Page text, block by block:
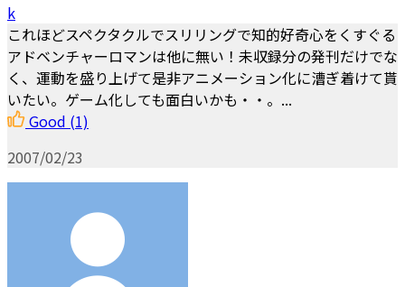
k
これほどスペクタクルでスリリングで知的好奇心をくすぐる
アドベンチャーロマンは他に無い！未収録分の発刊だけでな
く、運動を盛り上げて是非アニメーション化に漕ぎ着けて貰
いたい。ゲーム化しても面白いかも・・。...
Good (1)
2007/02/23